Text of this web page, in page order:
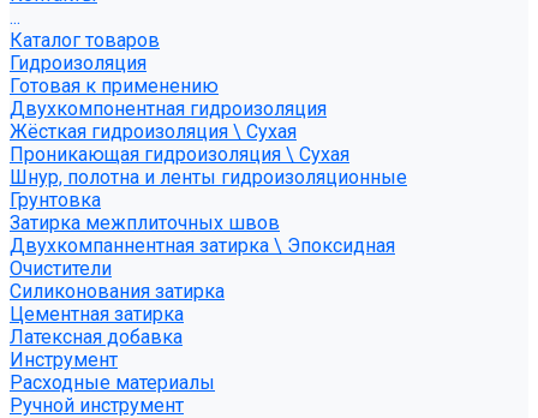
...
Каталог товаров
Гидроизоляция
Готовая к применению
Двухкомпонентная гидроизоляция
Жёсткая гидроизоляция \ Сухая
Проникающая гидроизоляция \ Сухая
Шнур, полотна и ленты гидроизоляционные
Грунтовка
Затирка межплиточных швов
Двухкомпаннентная затирка \ Эпоксидная
Очистители
Силиконования затирка
Цементная затирка
Латексная добавка
Инструмент
Расходные материалы
Ручной инструмент